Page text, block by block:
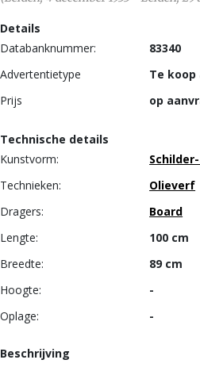
Details
Databanknummer:
83340
Advertentietype
Te koop
Prijs
op
Technische details
Kunstvorm:
Technieken:
Olieverf
Dragers:
Board
Lengte:
100 cm
Breedte:
89 cm
Hoogte:
-
Oplage:
-
Beschrijving